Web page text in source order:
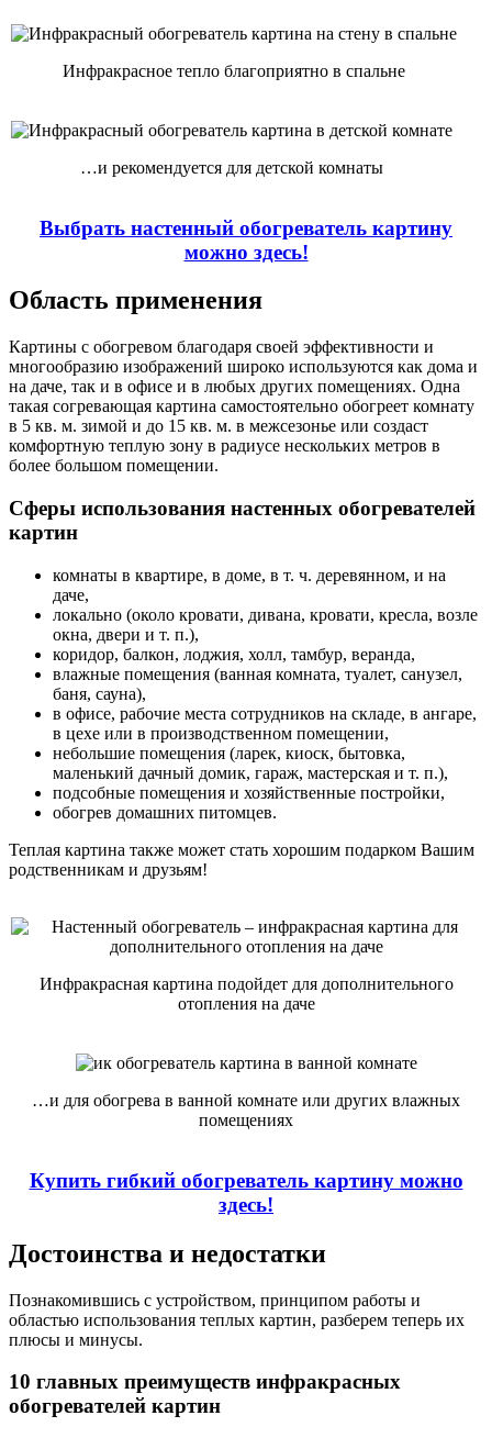
Инфракрасное тепло благоприятно в спальне
…и рекомендуется для детской комнаты
Выбрать настенный обогреватель картину
можно здесь!
Область применения
Картины с обогревом благодаря своей эффективности и
многообразию изображений широко используются как дома и
на даче, так и в офисе и в любых других помещениях. Одна
такая согревающая картина самостоятельно обогреет комнату
в 5 кв. м. зимой и до 15 кв. м. в межсезонье или создаст
комфортную теплую зону в радиусе нескольких метров в
более большом помещении.
Сферы использования настенных обогревателей
картин
комнаты в квартире, в доме, в т. ч. деревянном, и на
даче,
локально (около кровати, дивана, кровати, кресла, возле
окна, двери и т. п.),
коридор, балкон, лоджия, холл, тамбур, веранда,
влажные помещения (ванная комната, туалет, санузел,
баня, сауна),
в офисе, рабочие места сотрудников на складе, в ангаре,
в цехе или в производственном помещении,
небольшие помещения (ларек, киоск, бытовка,
маленький дачный домик, гараж, мастерская и т. п.),
подсобные помещения и хозяйственные постройки,
обогрев домашних питомцев.
Теплая картина также может стать хорошим подарком Вашим
родственникам и друзьям!
Инфракрасная картина подойдет для дополнительного
отопления на даче
…и для обогрева в ванной комнате или других влажных
помещениях
Купить гибкий обогреватель картину можно
здесь!
Достоинства и недостатки
Познакомившись с устройством, принципом работы и
областью использования теплых картин, разберем теперь их
плюсы и минусы.
10 главных преимуществ инфракрасных
обогревателей картин